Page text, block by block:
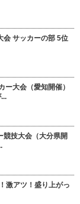
会 サッカーの部 5位
大会（愛知開催）
競技大会（大分県開
激アツ！盛り上がっ